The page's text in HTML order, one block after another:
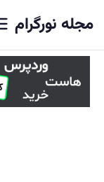
مجله نورگرام